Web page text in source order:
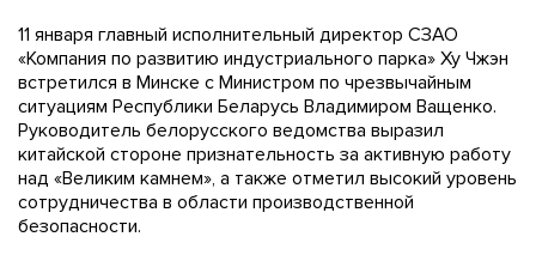
11 января главный исполнительный директор СЗАО
«Компания по развитию индустриального парка» Ху Чжэн
встретился в Минске с Министром по чрезвычайным
ситуациям Республики Беларусь Владимиром Ващенко.
Руководитель белорусского ведомства выразил
китайской стороне признательность за активную работу
над «Великим камнем», а также отметил высокий уровень
сотрудничества в области производственной
безопасности.